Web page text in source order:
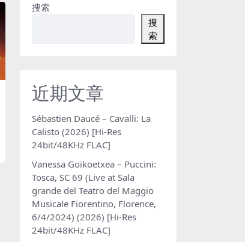
搜索
搜
索
近期文章
Sébastien Daucé – Cavalli: La
Calisto (2026) [Hi-Res
24bit/48KHz FLAC]
Vanessa Goikoetxea – Puccini:
Tosca, SC 69 (Live at Sala
grande del Teatro del Maggio
Musicale Fiorentino, Florence,
6/4/2024) (2026) [Hi-Res
24bit/48KHz FLAC]